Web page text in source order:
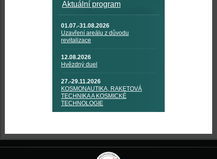
Aktuální program
01.07.-31.08.2026
Uzavření areálu z důvodu
revitalizace
12.08.2026
Hvězdný duel
27.-29.11.2026
KOSMONAUTIKA, RAKETOVÁ
TECHNIKA A KOSMICKÉ
TECHNOLOGIE